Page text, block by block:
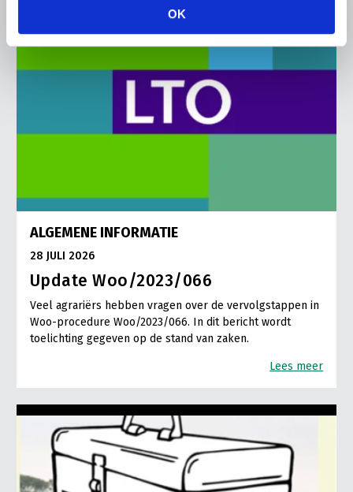
OK
ALGEMENE INFORMATIE
28 JULI 2026
Update Woo/2023/066
Veel agrariërs hebben vragen over de vervolgstappen in
Woo-procedure Woo/2023/066. In dit bericht wordt
toelichting gegeven op de stand van zaken.
Lees meer